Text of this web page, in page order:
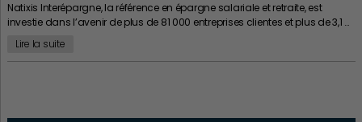
Natixis Interépargne, la référence en épargne salariale et retraite, est
investie dans l’avenir de plus de 81 000 entreprises clientes et plus de 3,1 …
Lire la suite